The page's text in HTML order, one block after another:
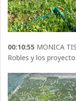
00:10:55 MONICA
Robles y los